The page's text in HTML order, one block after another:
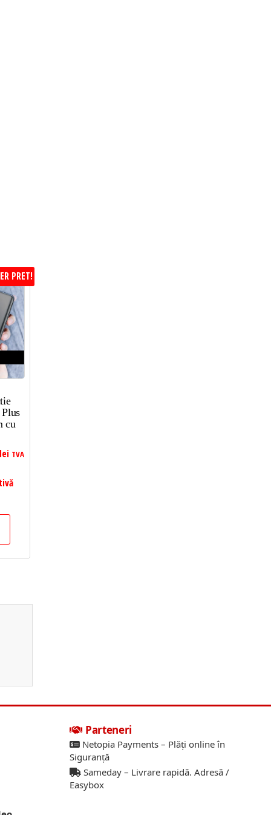
PRET!
cu
lei TVA
Parteneri
Netopia Payments – Plăți online în
Siguranță
Sameday – Livrare rapidă. Adresă /
Easybox